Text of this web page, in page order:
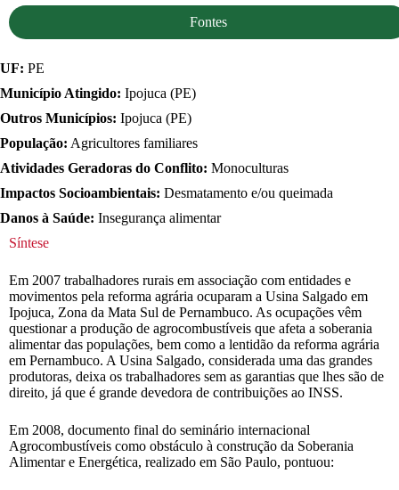
Fontes
UF: PE
Município Atingido: Ipojuca (PE)
Outros Municípios: Ipojuca (PE)
População: Agricultores familiares
Atividades Geradoras do Conflito: Monoculturas
Impactos Socioambientais: Desmatamento e/ou queimada
Danos à Saúde: Insegurança alimentar
Síntese
Em 2007 trabalhadores rurais em associação com entidades e
movimentos pela reforma agrária ocuparam a Usina Salgado em
Ipojuca, Zona da Mata Sul de Pernambuco. As ocupações vêm
questionar a produção de agrocombustíveis que afeta a soberania
alimentar das populações, bem como a lentidão da reforma agrária
em Pernambuco. A Usina Salgado, considerada uma das grandes
produtoras, deixa os trabalhadores sem as garantias que lhes são de
direito, já que é grande devedora de contribuições ao INSS.
Em 2008, documento final do seminário internacional
Agrocombustíveis como obstáculo à construção da Soberania
Alimentar e Energética, realizado em São Paulo, pontuou: